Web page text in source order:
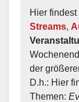
Hier findest
Streams,
der
D.h.: Hier
Themen: